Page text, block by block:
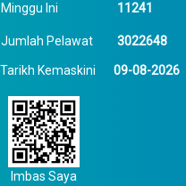
Minggu Ini 11241
Jumlah Pelawat 3022648
Tarikh Kemaskini 09-08-2026
Imbas Saya